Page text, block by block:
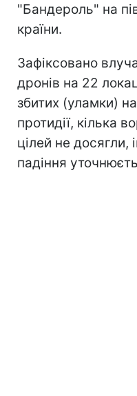
"Бандероль" на
країни.
Зафіксовано
дронів на 22
збитих (уламки)
протидії, кілька
цілей не досягли,
падіння